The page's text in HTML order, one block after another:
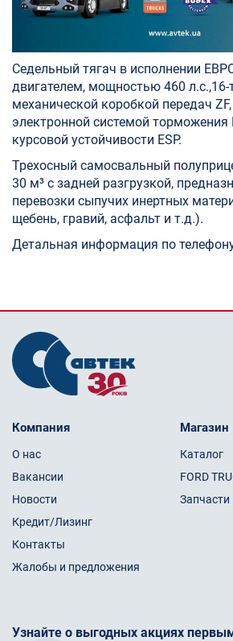
Седельный тягач в исполнении
двигателем, мощностью 460 л.с.,16-
механической коробкой передач
электронной системой торможения
курсовой устойчивости ESP.
Трехосный самосвальный
30 м³ с задней разгрузкой,
перевозки сыпучих инертных
щебень, гравий, асфальт и т.д.).
Детальная информация по
Компания
О нас
Вакансии
Новости
Кредит/Лизинг
Контакты
Жалобы и предложения
Магазин
Каталог
FORD
Запчасти
Узнайте о выгодных акциях